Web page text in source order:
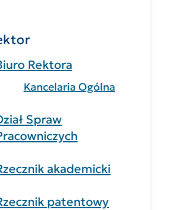
Rektora
Kancelaria Ogólna
Spraw
akademicki
patentowy